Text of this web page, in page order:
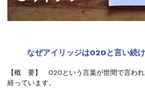
なぜアイリッジはO2Oと言い続
【概 要】 O2Oという言葉が世間で言わ
経っています。